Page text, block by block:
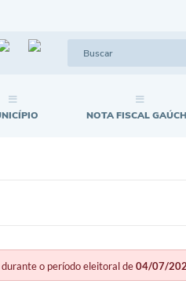
NOTA FISCAL
o período eleitoral de04/07/